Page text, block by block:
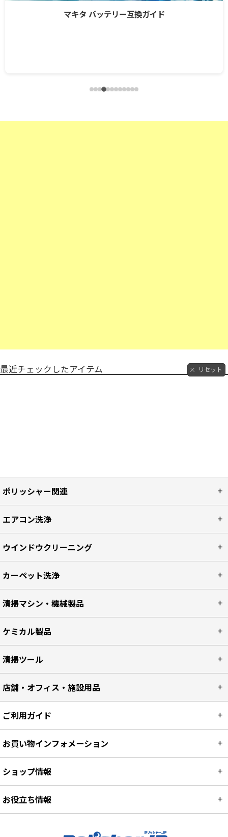
マキタ バッテリー互換ガイド
最近チェックしたアイテム リセット
ポリッシャー関連
エアコン洗浄
ウインドウクリーニング
カーペット洗浄
清掃マシン・機械製品
ケミカル製品
清掃ツール
店舗・オフィス・施設用品
ご利用ガイド
お買い物インフォメーション
ショップ情報
お役立ち情報